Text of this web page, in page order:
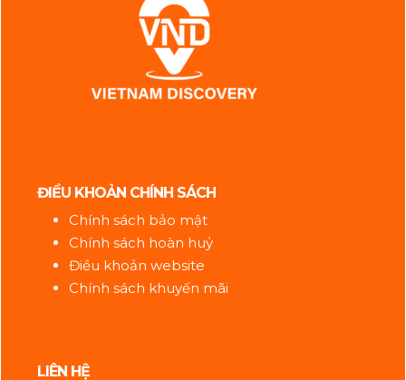
ĐIỀU KHOẢN CHÍNH SÁCH
Chính sách bảo mật
Chính sách hoàn huỷ
Điều khoản website
Chính sách khuyến mãi
LIÊN HỆ